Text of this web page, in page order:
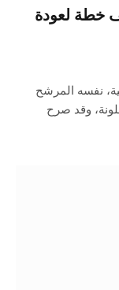
خطة لعودة
نفسه المرشح
وقد صرح